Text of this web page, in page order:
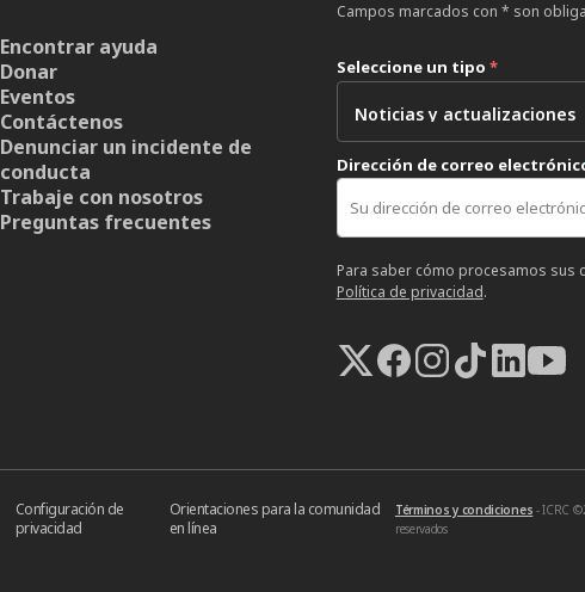
Encontrar ayuda
Donar
Eventos
Contáctenos
Denunciar un incidente de
conducta
Trabaje con nosotros
Preguntas frecuentes
Campos marcados con * son
Seleccione un tipo *
Dirección de correo
Para saber cómo procesamos sus
Política de privacidad.
Configuración de
privacidad
Orientaciones para la comunidad
en línea
Términos y condiciones - ICRC
reservados